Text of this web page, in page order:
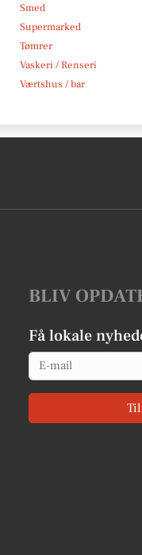
Smed
Supermarked
Tømrer
Vaskeri / Renseri
Værtshus / bar
BLIV
Få lokale
Email